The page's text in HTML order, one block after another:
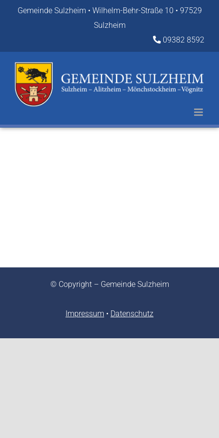
Gemeinde Sulzheim • Wilhelm-Behr-Straße 10 • 97529
Sulzheim
09382 8592
© Copyright – Gemeinde Sulzheim
Impressum • Datenschutz